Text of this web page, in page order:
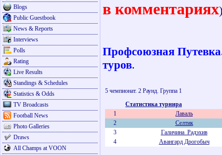
Blogs
Public Guestbook
News & Reports
Interviews
Polls
Rating
Live Results
Standings & Schedules
Statistics & Odds
TV Broadcasts
Football News
Photo Galleries
Draws
All Champs at VOON
в комментариях
Профсоюзная
туров.
5 чемпионат. 2 Раунд. Группа 1
Статистика турнира
1
Лаваль
2
Селтик
3
Галичина_Радэхив
4
Авангард Дрогобыч